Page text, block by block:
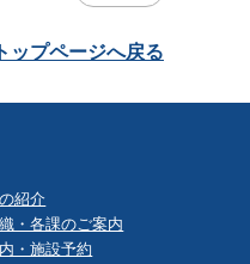
トップページへ戻る
紹介
・各課のご案内
・施設予約